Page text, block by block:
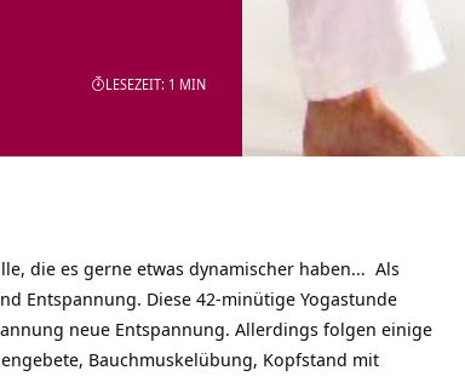
LESEZEIT: 1 MIN
die es gerne etwas dynamischer haben… Als
Entspannung. Diese 42-minütige Yogastunde
neue Entspannung. Allerdings folgen einige
Bauchmuskelübung, Kopfstand mit